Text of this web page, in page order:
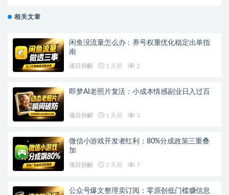
相关文章
闲鱼没流量怎么办：养号权重优化稳定出单指
南
项目拆解 1 天前 2
即梦AI老照片复活：小成本情感副业日入过百
项目拆解 1 天前 3
微信小游戏开发者红利：80%分成政策三重叠
加
项目拆解 2 天前 7
公众号爆文整理卖订阅：零原创低门槛赚信息